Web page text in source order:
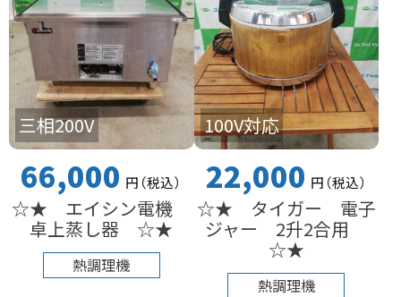
三相200V
66,000 円（税込）
☆★ エイシン電機
卓上蒸し器 ☆★
熱調理機
100V対応
22,000 円（税込）
☆★ タイガー 電子
ジャー 2升2合用
☆★
熱調理機